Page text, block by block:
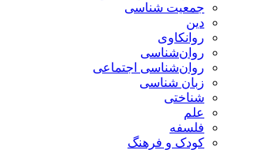
جمعیت شناسی
دین
روانکاوی
روان‌شناسی
روان‌شناسی اجتماعی
زبان شناسی
شناختی
علم
فلسفه
کودک و فرهنگ